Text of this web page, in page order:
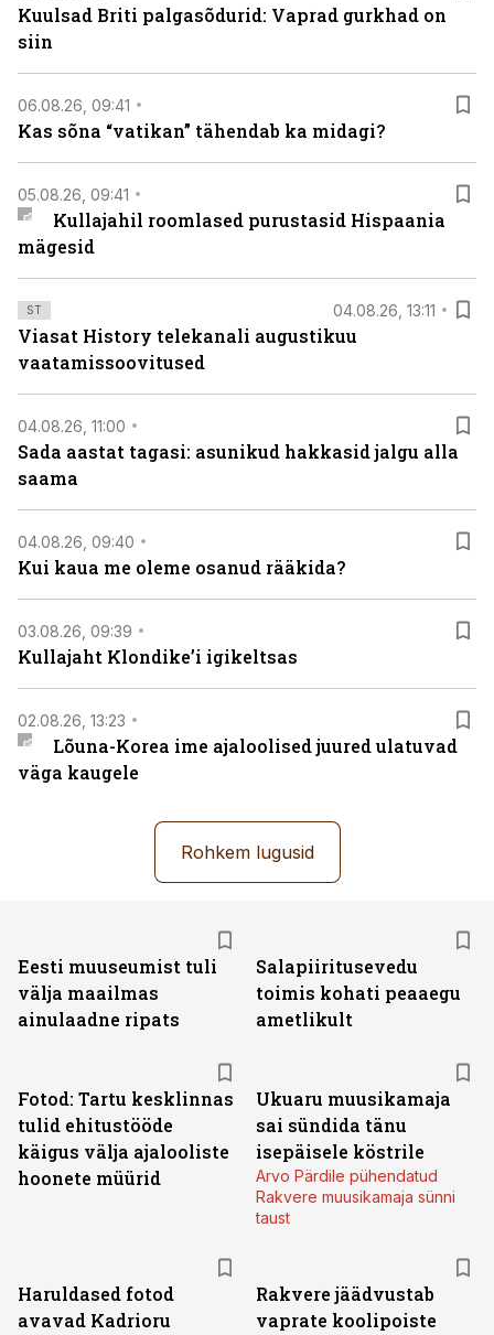
Kuulsad Briti palgasõdurid: Vaprad gurkhad on
siin
06.08.26, 09:41
Kas sõna “vatikan” tähendab ka midagi?
05.08.26, 09:41
Kullajahil roomlased purustasid Hispaania
mägesid
ST 04.08.26, 13:11
Viasat History telekanali augustikuu
vaatamissoovitused
04.08.26, 11:00
Sada aastat tagasi: asunikud hakkasid jalgu alla
saama
04.08.26, 09:40
Kui kaua me oleme osanud rääkida?
03.08.26, 09:39
Kullajaht Klondike’i igikeltsas
02.08.26, 13:23
Lõuna-Korea ime ajaloolised juured ulatuvad
väga kaugele
Rohkem lugusid
Eesti muuseumist tuli
välja maailmas
ainulaadne ripats
Salapiiritusevedu
toimis kohati peaaegu
ametlikult
Fotod: Tartu kesklinnas
tulid ehitustööde
käigus välja ajalooliste
hoonete müürid
Ukuaru muusikamaja
sai sündida tänu
isepäisele köstrile
Arvo Pärdile pühendatud
Rakvere muusikamaja sünni
taust
Haruldased fotod
avavad Kadrioru
Rakvere jäädvustab
vaprate koolipoiste